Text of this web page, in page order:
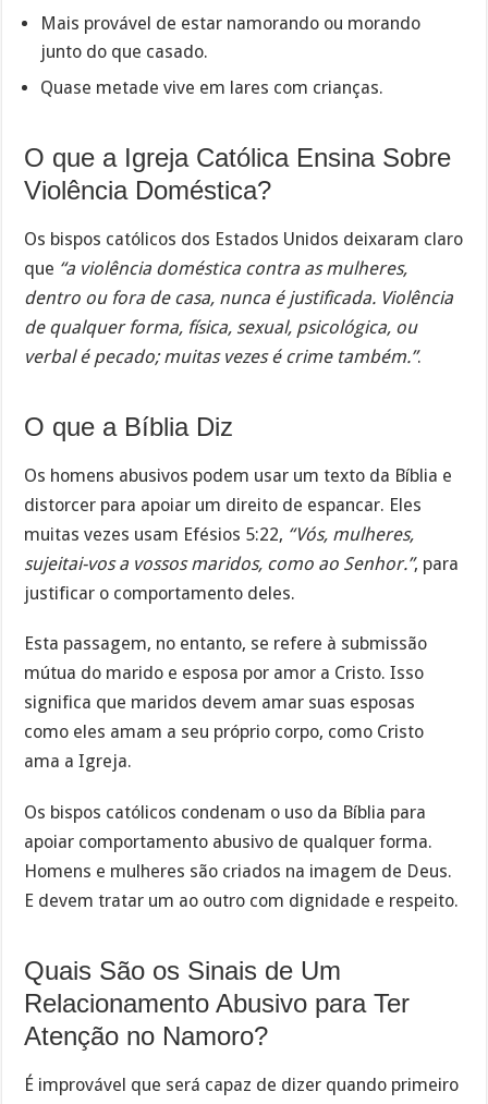
Mais provável de estar namorando ou morando
junto do que casado.
Quase metade vive em lares com crianças.
O que a Igreja Católica Ensina Sobre
Violência Doméstica?
Os bispos católicos dos Estados Unidos deixaram claro
que “a violência doméstica contra as mulheres,
dentro ou fora de casa, nunca é justificada. Violência
de qualquer forma, física, sexual, psicológica, ou
verbal é pecado; muitas vezes é crime também.”.
O que a Bíblia Diz
Os homens abusivos podem usar um texto da Bíblia e
distorcer para apoiar um direito de espancar. Eles
muitas vezes usam Efésios 5:22, “Vós, mulheres,
sujeitai-vos a vossos maridos, como ao Senhor.”, para
justificar o comportamento deles.
Esta passagem, no entanto, se refere à submissão
mútua do marido e esposa por amor a Cristo. Isso
significa que maridos devem amar suas esposas
como eles amam a seu próprio corpo, como Cristo
ama a Igreja.
Os bispos católicos condenam o uso da Bíblia para
apoiar comportamento abusivo de qualquer forma.
Homens e mulheres são criados na imagem de Deus.
E devem tratar um ao outro com dignidade e respeito.
Quais São os Sinais de Um
Relacionamento Abusivo para Ter
Atenção no Namoro?
É improvável que será capaz de dizer quando primeiro